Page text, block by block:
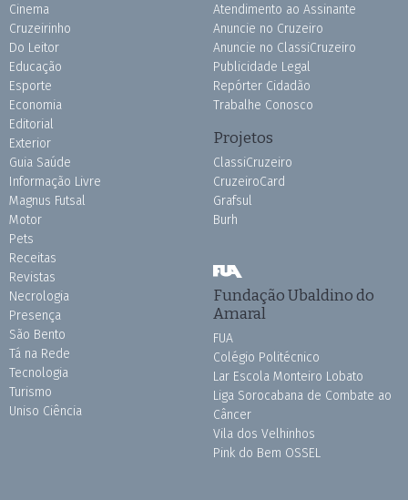
Cinema
Cruzeirinho
Do Leitor
Educação
Esporte
Economia
Editorial
Exterior
Guia Saúde
Informação Livre
Magnus Futsal
Motor
Pets
Receitas
Revistas
Necrologia
Presença
São Bento
Tá na Rede
Tecnologia
Turismo
Uniso Ciência
Atendimento ao Assinante
Anuncie no Cruzeiro
Anuncie no ClassiCruzeiro
Publicidade Legal
Repórter Cidadão
Trabalhe Conosco
Projetos
ClassiCruzeiro
CruzeiroCard
Grafsul
Burh
Fundação Ubaldino do
Amaral
FUA
Colégio Politécnico
Lar Escola Monteiro Lobato
Liga Sorocabana de Combate ao
Câncer
Vila dos Velhinhos
Pink do Bem OSSEL